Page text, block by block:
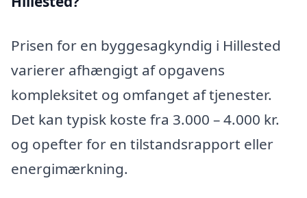
Prisen for en byggesagkyndig i Hillested
varierer afhængigt af opgavens
kompleksitet og omfanget af tjenester.
Det kan typisk koste fra 3.000 – 4.000 kr.
og opefter for en tilstandsrapport eller
energimærkning.